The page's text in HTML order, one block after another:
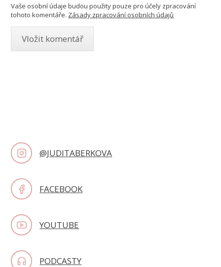
Vaše osobní údaje budou použity pouze pro účely zpracování
tohoto komentáře. Zásady zpracování osobních údajů
@JUDITABERKOVA
FACEBOOK
YOUTUBE
PODCASTY